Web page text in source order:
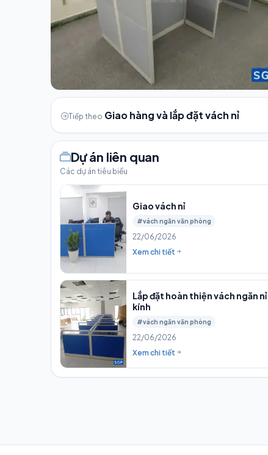
Tiếp theo Giao hàng và lắp đặt vách nỉ
Dự án liên quan
Các dự án tiêu biểu
Giao vách nỉ
#vách ngăn văn phòng
22/06/2026
Xem chi tiết
Lắp đặt hoàn thiện vách ngăn nỉ
kính
#vách ngăn văn phòng
22/06/2026
Xem chi tiết